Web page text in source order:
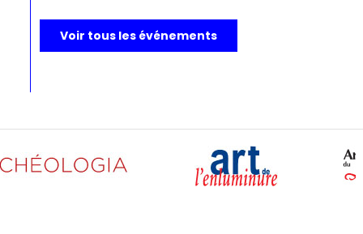
Voir tous les événements